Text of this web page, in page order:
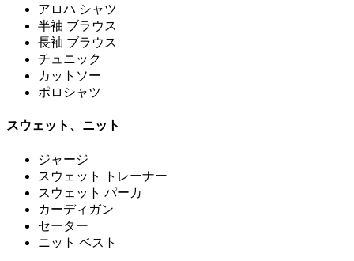
アロハ シャツ
半袖 ブラウス
長袖 ブラウス
チュニック
カットソー
ポロシャツ
スウェット、ニット
ジャージ
スウェット トレーナー
スウェット パーカ
カーディガン
セーター
ニット ベスト